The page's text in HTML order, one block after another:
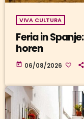
VIVA CULTURA
Feria in
horen
today 06/08/2026